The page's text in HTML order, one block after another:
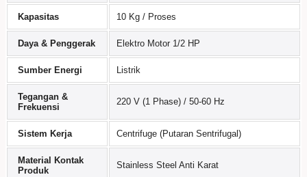
Kapasitas 10 Kg / Proses
Daya & Penggerak Elektro Motor 1/2 HP
Sumber Energi Listrik
Tegangan &
Frekuensi
220 V (1 Phase) / 50-60 Hz
Sistem Kerja Centrifuge (Putaran Sentrifugal)
Material Kontak
Produk
Stainless Steel Anti Karat